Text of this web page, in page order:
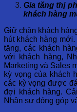
Gia tăng thị
khách hàng
Giữ chân khách
hút khách hàng
tăng, các khách
với khách hàng,
Marketing và Sales
kỳ vọng của khách
các kỳ vọng được
đợi khách hàng.
Nhân sự đóng góp